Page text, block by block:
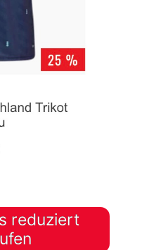
reduziert